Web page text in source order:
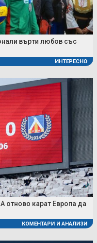
върти любов със
ИНТЕРЕСНО
отново карат Европа да
КОМЕНТАРИ И АНАЛИЗИ